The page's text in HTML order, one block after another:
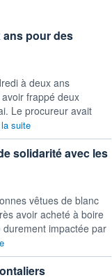
ans pour des
à deux ans
frappé deux
Le procureur avait
suite
solidarité avec les
vêtues de blanc
avoir acheté à boire
impactée par